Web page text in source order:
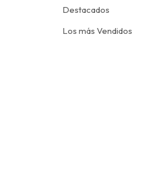
Destacados
Los más Vendidos